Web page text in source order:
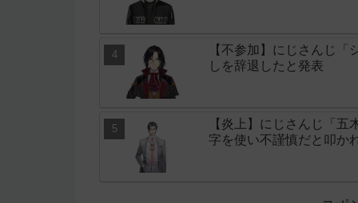
【不参加】にじさんじ
しを辞退したと発表
【炎上】にじさんじ「
字を使い不謹慎だと叩か